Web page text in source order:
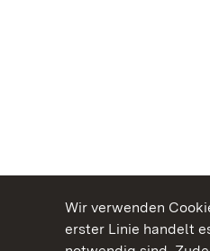
Wir verwenden
erster Linie handelt